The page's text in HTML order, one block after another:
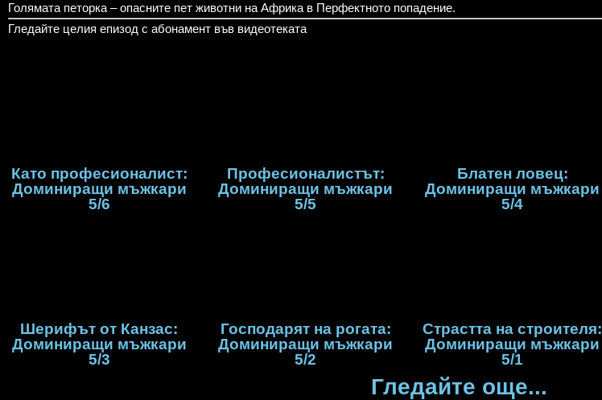
Голямата петорка – опасните пет животни на Африка в Перфектното попадение.
Гледайте целия епизод с абонамент във видеотеката
Като професионалист:
Доминиращи мъжкари
5/6
Професионалистът:
Доминиращи мъжкари
5/5
Блатен ловец:
Доминиращи мъжкари
5/4
Шерифът от Канзас:
Доминиращи мъжкари
5/3
Господарят на рогата:
Доминиращи мъжкари
5/2
Страстта на строителя:
Доминиращи мъжкари
5/1
Гледайте още...